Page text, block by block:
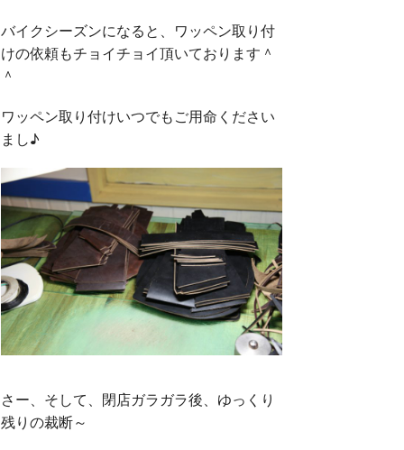
バイクシーズンになると、ワッペン取り付
けの依頼もチョイチョイ頂いております＾
＾
ワッペン取り付けいつでもご用命ください
まし♪
さー、そして、閉店ガラガラ後、ゆっくり
残りの裁断～